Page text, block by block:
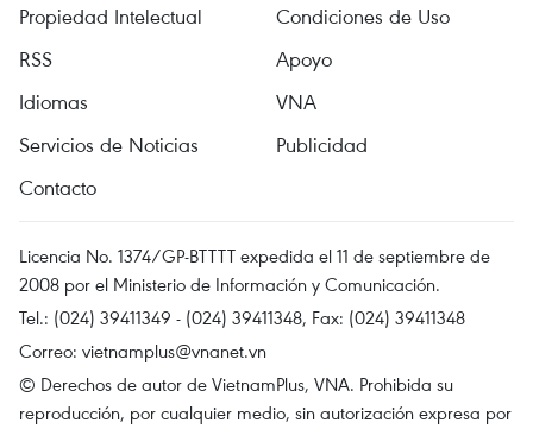
Propiedad Intelectual
Condiciones de Uso
RSS
Apoyo
Idiomas
VNA
Servicios de Noticias
Publicidad
Contacto
Licencia No. 1374/GP-BTTTT expedida el 11 de septiembre de
2008 por el Ministerio de Información y Comunicación.
Tel.: (024) 39411349 - (024) 39411348, Fax: (024) 39411348
Correo: vietnamplus@vnanet.vn
© Derechos de autor de VietnamPlus, VNA. Prohibida su
reproducción, por cualquier medio, sin autorización expresa por